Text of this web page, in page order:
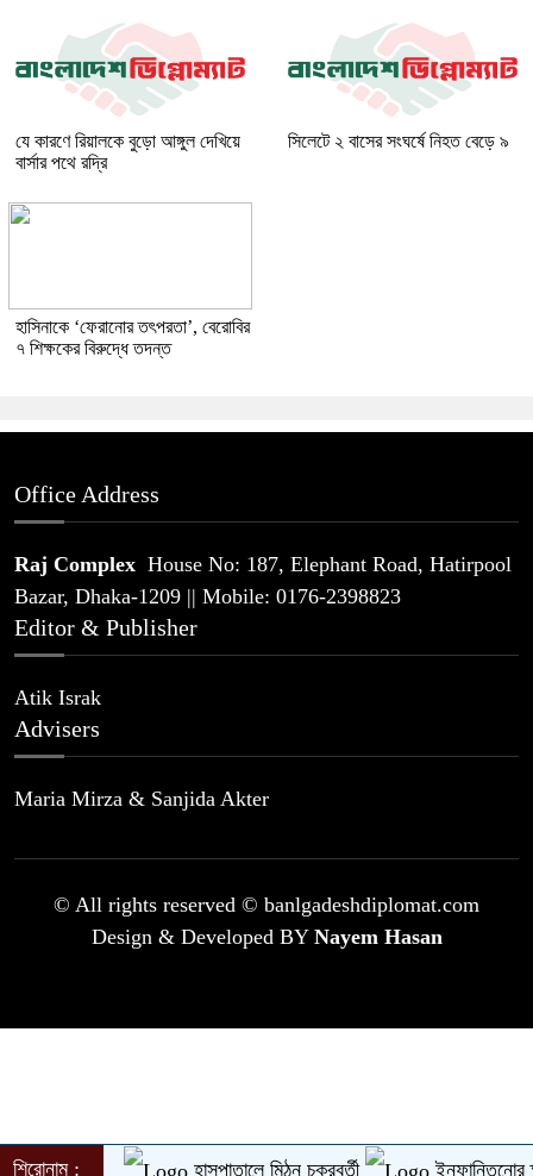
যে কারণে রিয়ালকে বুড়ো আঙ্গুল দেখিয়ে
বার্সার পথে রদ্রি
সিলেটে ২ বাসের সংঘর্ষে নিহত বেড়ে ৯
হাসিনাকে ‘ফেরানোর তৎপরতা’, বেরোবির
৭ শিক্ষকের বিরুদ্ধে তদন্ত
Office Address
Raj Complex House No: 187, Elephant Road, Hatirpool
Bazar, Dhaka-1209 || Mobile: 0176-2398823
Editor & Publisher
Atik Israk
Advisers
Maria Mirza & Sanjida Akter
© All rights reserved © banlgadeshdiplomat.com
Design & Developed BY Nayem Hasan
শিরোনাম : হাসপাতালে মিঠুন চক্রবর্তী ইনফান্তিনোর